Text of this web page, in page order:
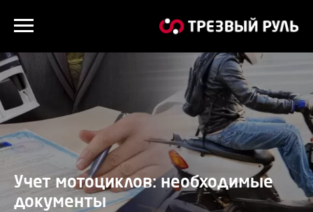
Учет мотоциклов: необходимые
документы